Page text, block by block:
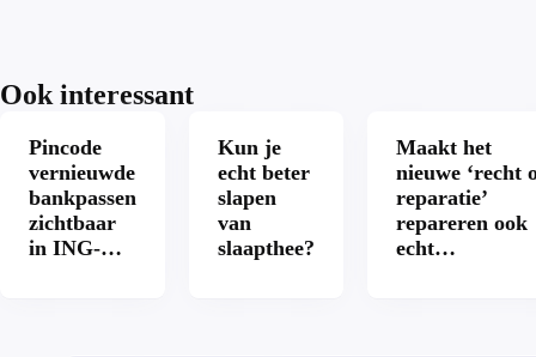
Ook interessant
Pincode
vernieuwde
bankpassen
zichtbaar
in ING-
Kun je
echt beter
slapen
van
slaapthee?
Maakt het
nieuwe ‘recht
reparatie’
repareren ook
echt